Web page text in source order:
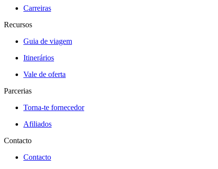
Carreiras
Recursos
Guia de viagem
Itinerários
Vale de oferta
Parcerias
Torna-te fornecedor
Afiliados
Contacto
Contacto